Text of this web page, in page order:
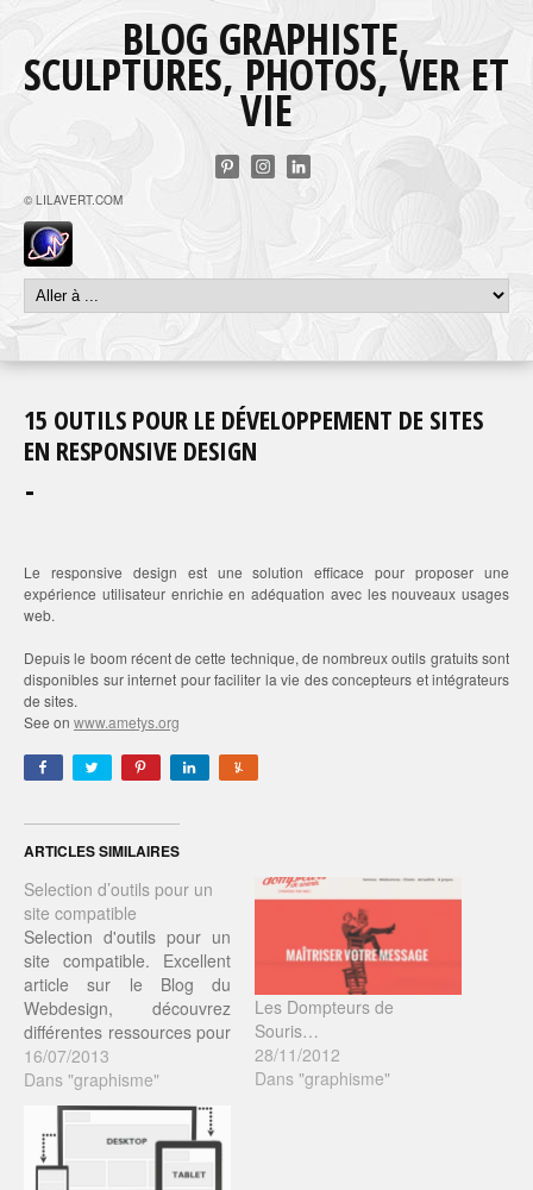
BLOG GRAPHISTE,
SCULPTURES, PHOTOS, VER ET
VIE
© LILAVERT.COM
15 OUTILS POUR LE DÉVELOPPEMENT DE SITES
EN RESPONSIVE DESIGN
Le responsive design est une solution efficace pour proposer une
expérience utilisateur enrichie en adéquation avec les nouveaux usages
web.
Depuis le boom récent de cette technique, de nombreux outils gratuits sont
disponibles sur internet pour faciliter la vie des concepteurs et intégrateurs
de sites.
See on www.ametys.org
ARTICLES SIMILAIRES
Selection d’outils pour un
site compatible
Selection d'outils pour un
site compatible. Excellent
article sur le Blog du
Webdesign, découvrez
différentes ressources pour
faire des sites web
compatibles sur tous les
navigateurs existants...
16/07/2013
Dans "graphisme"
Les Dompteurs de
Souris…
28/11/2012
Dans "graphisme"